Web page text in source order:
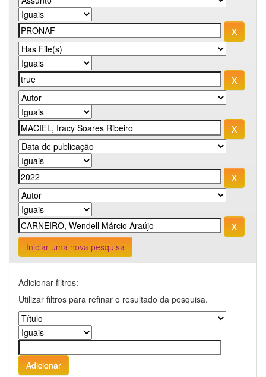
Iniciar uma nova pesquisa
Adicionar filtros:
Utilizar filtros para refinar o resultado da pesquisa.